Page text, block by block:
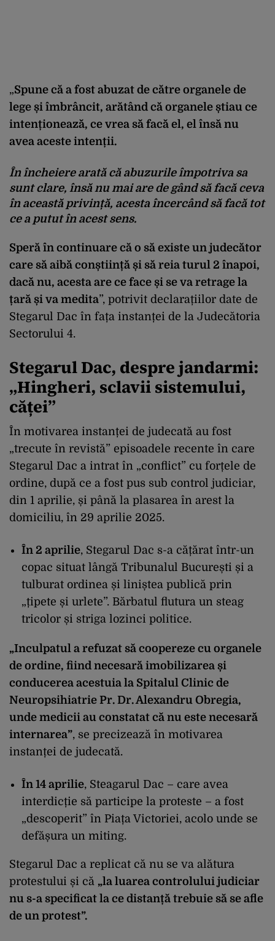
„Spune că a fost abuzat de către organele de
lege și îmbrâncit, arătând că organele știau ce
intenționează, ce vrea să facă el, el însă nu
avea aceste intenții.
În încheiere arată că abuzurile împotriva sa
sunt clare, însă nu mai are de gând să facă ceva
în această privință, acesta încercând să facă tot
ce a putut în acest sens.
Speră în continuare că o să existe un judecător
care să aibă conștiință și să reia turul 2 înapoi,
dacă nu, acesta are ce face și se va retrage la
țară și va medita”, potrivit declarațiilor date de
Stegarul Dac în fața instanței de la Judecătoria
Sectorului 4.
Stegarul Dac, despre jandarmi:
„Hingheri, sclavii sistemului,
căței”
În motivarea instanței de judecată au fost
„trecute în revistă” episoadele recente în care
Stegarul Dac a intrat în „conflict” cu forțele de
ordine, după ce a fost pus sub control judiciar,
din 1 aprilie, și până la plasarea în arest la
domiciliu, în 29 aprilie 2025.
În 2 aprilie, Stegarul Dac s-a cățărat într-un
copac situat lângă Tribunalul București și a
tulburat ordinea și liniștea publică prin
„țipete și urlete”. Bărbatul flutura un steag
tricolor și striga lozinci politice.
„Inculpatul a refuzat să coopereze cu organele
de ordine, fiind necesară imobilizarea și
conducerea acestuia la Spitalul Clinic de
Neuropsihiatrie Pr. Dr. Alexandru Obregia,
unde medicii au constatat că nu este necesară
internarea”, se precizează în motivarea
instanței de judecată.
În 14 aprilie, Steagarul Dac – care avea
interdicție să participe la proteste – a fost
„descoperit” în Piața Victoriei, acolo unde se
defășura un miting.
Stegarul Dac a replicat că nu se va alătura
protestului și că „la luarea controlului judiciar
nu s-a specificat la ce distanță trebuie să se afle
de un protest”.